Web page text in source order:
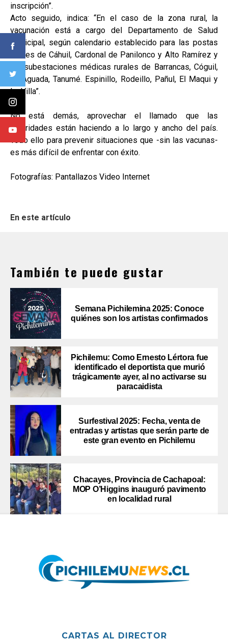
inscripción”.
Acto seguido, indica: “En el caso de la zona rural, la
vacunación está a cargo del Departamento de Salud
municipal, según calendario establecido para las postas
rurales de Cáhuil, Cardonal de Panilonco y Alto Ramírez y
las subestaciones médicas rurales de Barrancas, Cóguil,
La Aguada, Tanumé. Espinillo, Rodeillo, Pañul, El Maqui y
La Villa”.
No está demás, aprovechar el llamado que las
autoridades están haciendo a lo largo y ancho del país.
Todo ello para prevenir situaciones que -sin las vacunas-
es más difícil de enfrentar con éxito.
Fotografías: Pantallazos Video Internet
En este artículo
También te puede gustar
Semana Pichilemina 2025: Conoce
quiénes son los artistas confirmados
Pichilemu: Como Ernesto Lértora fue
identificado el deportista que murió
trágicamente ayer, al no activarse su
paracaidista
Surfestival 2025: Fecha, venta de
entradas y artistas que serán parte de
este gran evento en Pichilemu
Chacayes, Provincia de Cachapoal:
MOP O’Higgins inauguró pavimento
en localidad rural
CARTAS AL DIRECTOR